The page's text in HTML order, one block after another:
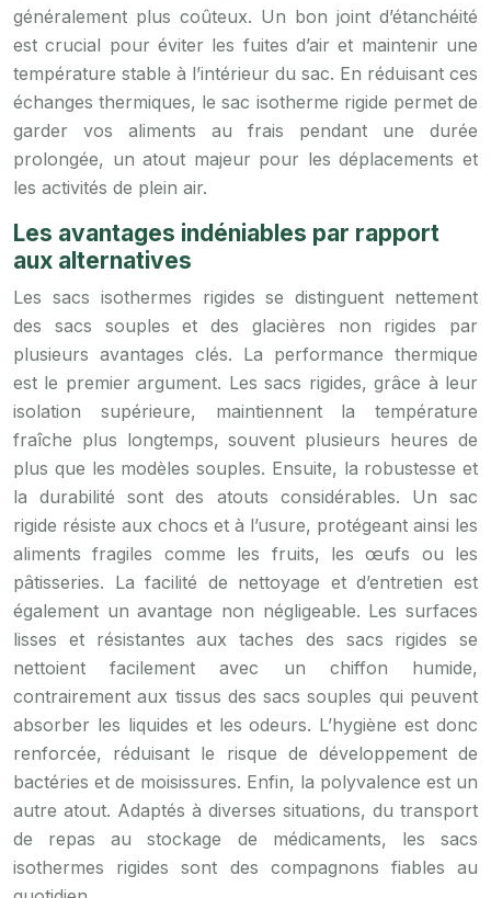
généralement plus coûteux. Un bon joint d’étanchéité
est crucial pour éviter les fuites d’air et maintenir une
température stable à l’intérieur du sac. En réduisant ces
échanges thermiques, le sac isotherme rigide permet de
garder vos aliments au frais pendant une durée
prolongée, un atout majeur pour les déplacements et
les activités de plein air.
Les avantages indéniables par rapport
aux alternatives
Les sacs isothermes rigides se distinguent nettement
des sacs souples et des glacières non rigides par
plusieurs avantages clés. La performance thermique
est le premier argument. Les sacs rigides, grâce à leur
isolation supérieure, maintiennent la température
fraîche plus longtemps, souvent plusieurs heures de
plus que les modèles souples. Ensuite, la robustesse et
la durabilité sont des atouts considérables. Un sac
rigide résiste aux chocs et à l’usure, protégeant ainsi les
aliments fragiles comme les fruits, les œufs ou les
pâtisseries. La facilité de nettoyage et d’entretien est
également un avantage non négligeable. Les surfaces
lisses et résistantes aux taches des sacs rigides se
nettoient facilement avec un chiffon humide,
contrairement aux tissus des sacs souples qui peuvent
absorber les liquides et les odeurs. L’hygiène est donc
renforcée, réduisant le risque de développement de
bactéries et de moisissures. Enfin, la polyvalence est un
autre atout. Adaptés à diverses situations, du transport
de repas au stockage de médicaments, les sacs
isothermes rigides sont des compagnons fiables au